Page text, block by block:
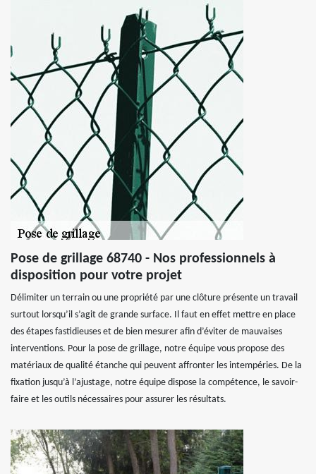
Pose de grillage 68740 - Nos professionnels à
disposition pour votre projet
Délimiter un terrain ou une propriété par une clôture présente un travail
surtout lorsqu’il s’agit de grande surface. Il faut en effet mettre en place
des étapes fastidieuses et de bien mesurer afin d’éviter de mauvaises
interventions. Pour la pose de grillage, notre équipe vous propose des
matériaux de qualité étanche qui peuvent affronter les intempéries. De la
fixation jusqu’à l’ajustage, notre équipe dispose la compétence, le savoir-
faire et les outils nécessaires pour assurer les résultats.